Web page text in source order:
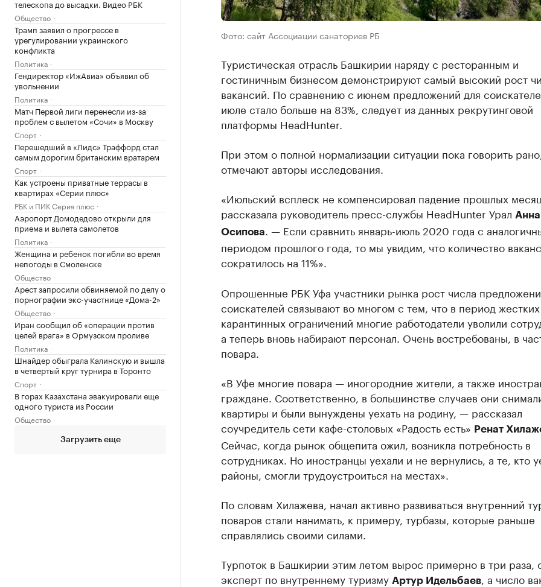
телескопа до высадки. Видео РБК
Общество
Трамп заявил о прогрессе в
урегулировании украинского
конфликта
Политика
Гендиректор «ИжАвиа» объявил об
увольнении
Политика
Матч Первой лиги перенесли из-за
проблем с вылетом «Сочи» в Москву
Спорт
Перешедший в «Лидс» Траффорд стал
самым дорогим британским вратарем
Спорт
Как устроены приватные террасы в
квартирах «Серии плюс»
РБК и ПИК Серия плюс
Аэропорт Домодедово открыли для
приема и вылета самолетов
Политика
Женщина и ребенок погибли во время
непогоды в Смоленске
Общество
Арест запросили обвиняемой по делу о
порнографии экс-участнице «Дома-2»
Общество
Иран сообщил об «операции против
целей врага» в Ормузском проливе
Политика
Шнайдер обыграла Калинскую и вышла
в четвертый круг турнира в Торонто
Спорт
В горах Казахстана эвакуировали еще
одного туриста из России
Общество
Загрузить еще
Фото: сайт Ассоциации санаториев РБ
Туристическая отрасль Башкирии наряду с ресторанным и
гостиничным бизнесом демонстрируют самый высокий рост
вакансий. По сравнению с июнем предложений для
июле стало больше на 83%, следует из данных рекрутинговой
платформы HeadHunter.
При этом о полной нормализации ситуации пока говорить рано,
отмечают авторы исследования.
«Июльский всплеск не компенсировал падение прошлых
рассказала руководитель пресс-службы HeadHunter Урал Анна
Осипова
. — Если сравнить январь-июль 2020 года с
периодом прошлого года, то мы увидим, что количество
сократилось на 11%».
Опрошенные РБК Уфа участники рынка рост числа
соискателей связывают во многом с тем, что в период жестких
карантинных ограничений многие работодатели уволили
а теперь вновь набирают персонал. Очень востребованы, в
повара.
«В Уфе многие повара — иногородние жители, а также
граждане. Соответственно, в большинстве случаев они
квартиры и были вынуждены уехать на родину, — рассказал
соучредитель сети кафе-столовых «Радость есть» Ренат
Сейчас, когда рынок общепита ожил, возникла потребность в
сотрудниках. Но иностранцы уехали и не вернулись, а те, кто
районы, смогли трудоустроиться на местах».
По словам Хилажева, начал активно развиваться внутренний
поваров стали нанимать, к примеру, турбазы, которые раньше
справлялись своими силами.
Турпоток в Башкирии этим летом вырос примерно в три раза,
эксперт по внутреннему туризму Артур Идельбаев, а число